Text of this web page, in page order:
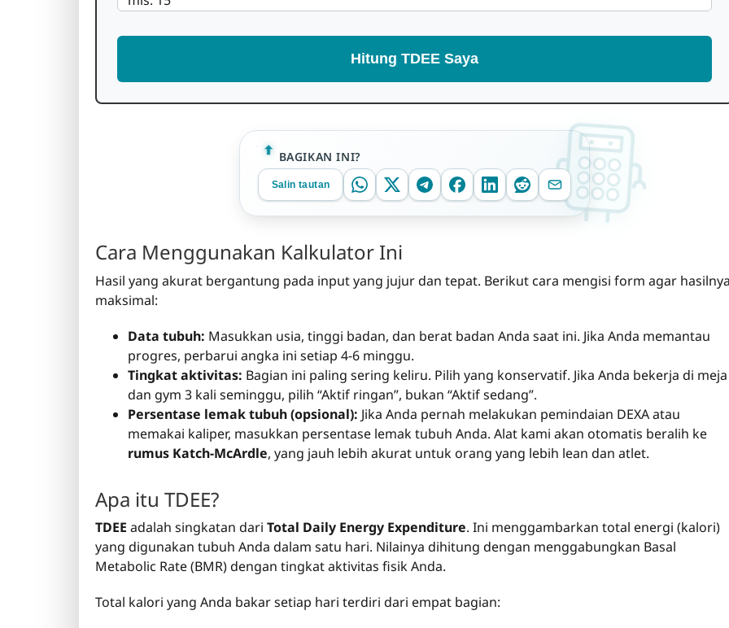
Hitung TDEE Saya
BAGIKAN INI?
Salin tautan
Cara Menggunakan Kalkulator Ini
Hasil yang akurat bergantung pada input yang jujur dan tepat. Berikut cara mengisi form agar
maksimal:
Data tubuh: Masukkan usia, tinggi badan, dan berat badan Anda saat ini. Jika Anda memantau
progres, perbarui angka ini setiap 4-6 minggu.
Tingkat aktivitas: Bagian ini paling sering keliru. Pilih yang konservatif. Jika Anda bekerja di meja
dan gym 3 kali seminggu, pilih “Aktif ringan”, bukan “Aktif sedang”.
Persentase lemak tubuh (opsional): Jika Anda pernah melakukan pemindaian DEXA atau
memakai kaliper, masukkan persentase lemak tubuh Anda. Alat kami akan otomatis beralih ke
rumus Katch-McArdle, yang jauh lebih akurat untuk orang yang lebih lean dan atlet.
Apa itu TDEE?
TDEE adalah singkatan dari Total Daily Energy Expenditure. Ini menggambarkan total energi (kalori)
yang digunakan tubuh Anda dalam satu hari. Nilainya dihitung dengan menggabungkan Basal
Metabolic Rate (BMR) dengan tingkat aktivitas fisik Anda.
Total kalori yang Anda bakar setiap hari terdiri dari empat bagian: